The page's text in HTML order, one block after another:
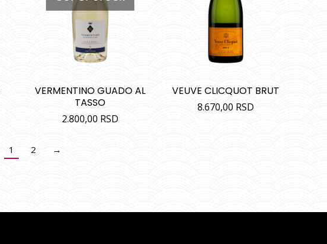
VERMENTINO GUADO AL
TASSO
2.800,00 RSD
VEUVE CLICQUOT BRUT
8.670,00 RSD
1 2 →